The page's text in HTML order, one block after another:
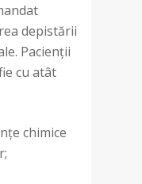
depistării
Pacienții
cu atât
chimice